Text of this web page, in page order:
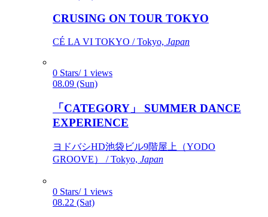
CRUSING ON TOUR TOKYO
CÉ LA VI TOKYO / Tokyo, Japan
0 Stars/ 1 views
08.09 (Sun)
「CATEGORY」 SUMMER DANCE
EXPERIENCE
ヨドバシHD池袋ビル9階屋上（YODO
GROOVE） / Tokyo, Japan
0 Stars/ 1 views
08.22 (Sat)